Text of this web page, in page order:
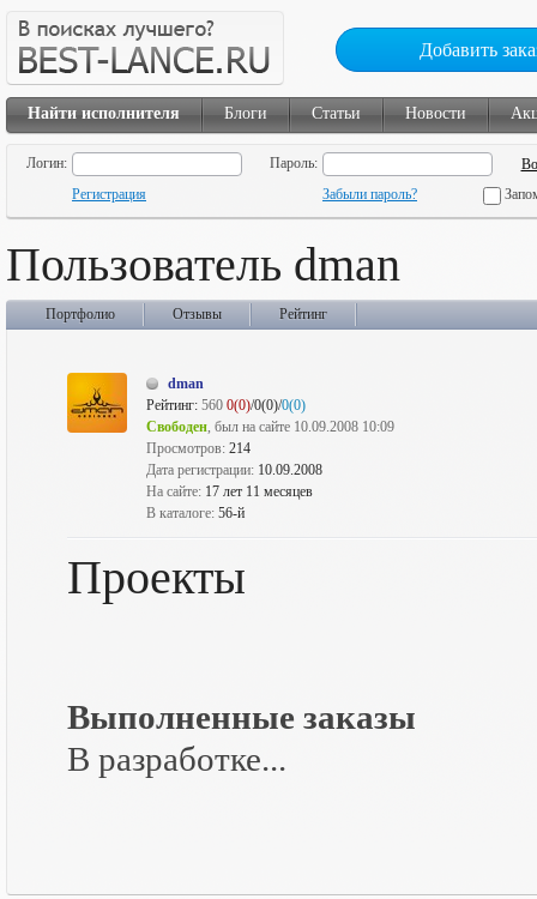
Добавить
Найти исполнителя Блоги Статьи Новости
Логин:
Пароль:
Регистрация
Забыли пароль?
Пользователь dman
Портфолио Отзывы Рейтинг
dman
Рейтинг: 560 0(0)/0(0)/0(0)
Свободен, был на сайте 10.09.2008 10:09
Просмотров: 214
Дата регистрации: 10.09.2008
На сайте: 17 лет 11 месяцев
В каталоге: 56-й
Проекты
Выполненные заказы
В разработке...